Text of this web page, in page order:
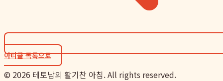
아티클 목록으로
© 2026 테토남의 활기찬 아침. All rights reserved.